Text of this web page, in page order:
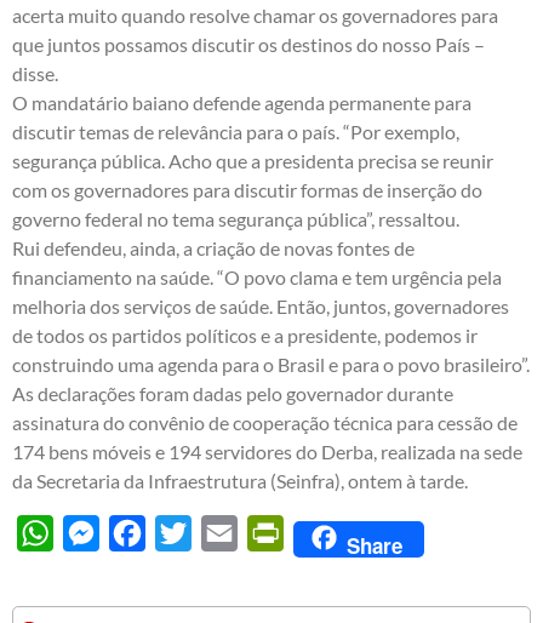
acerta muito quando resolve chamar os governadores para
que juntos possamos discutir os destinos do nosso País –
disse.
O mandatário baiano defende agenda permanente para
discutir temas de relevância para o país. “Por exemplo,
segurança pública. Acho que a presidenta precisa se reunir
com os governadores para discutir formas de inserção do
governo federal no tema segurança pública”, ressaltou.
Rui defendeu, ainda, a criação de novas fontes de
financiamento na saúde. “O povo clama e tem urgência pela
melhoria dos serviços de saúde. Então, juntos, governadores
de todos os partidos políticos e a presidente, podemos ir
construindo uma agenda para o Brasil e para o povo brasileiro”.
As declarações foram dadas pelo governador durante
assinatura do convênio de cooperação técnica para cessão de
174 bens móveis e 194 servidores do Derba, realizada na sede
da Secretaria da Infraestrutura (Seinfra), ontem à tarde.
WhatsAppMessengerFacebook
Twitter Email PrintFriendly
Share